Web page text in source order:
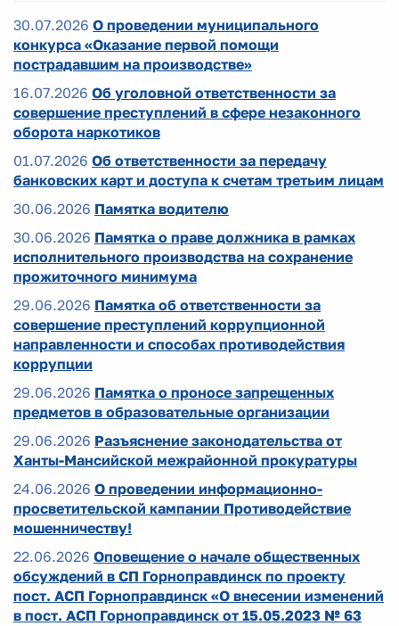
30.07.2026 О проведении муниципального
конкурса «Оказание первой помощи
пострадавшим на производстве»
16.07.2026 Об уголовной ответственности за
совершение преступлений в сфере незаконного
оборота наркотиков
01.07.2026 Об ответственности за передачу
банковских карт и доступа к счетам третьим лицам
30.06.2026 Памятка водителю
30.06.2026 Памятка о праве должника в рамках
исполнительного производства на сохранение
прожиточного минимума
29.06.2026 Памятка об ответственности за
совершение преступлений коррупционной
направленности и способах противодействия
коррупции
29.06.2026 Памятка о проносе запрещенных
предметов в образовательные организации
29.06.2026 Разъяснение законодательства от
Ханты-Мансийской межрайонной прокуратуры
24.06.2026 О проведении информационно-
просветительской кампании Противодействие
мошенничеству!
22.06.2026 Оповещение о начале общественных
обсуждений в СП Горноправдинск по проекту
пост. АСП Горноправдинск «О внесении изменений
в пост. АСП Горноправдинск от 15.05.2023 № 63